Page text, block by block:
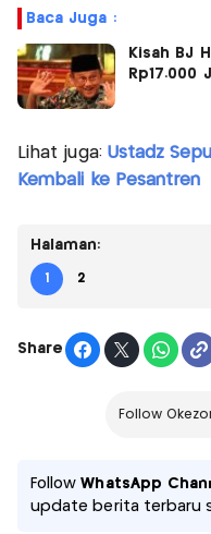
Baca Juga :
Kisah BJ
Rp17.000
Lihat juga: Ustadz
Kembali ke Pesantren
Halaman:
1 2
Share
Follow
FollowWhatsApp
update berita terbaru